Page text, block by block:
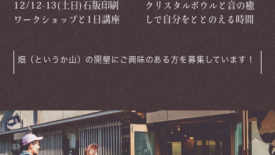
12/12-13(土日)石版印刷
ワークショップと1日講座
クリスタルボウルと音の癒
しで自分をととのえる時間
山）の開墾にご興味のある方を募集しています！ ニ